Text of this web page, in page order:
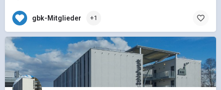
gbk-Mitglieder +1